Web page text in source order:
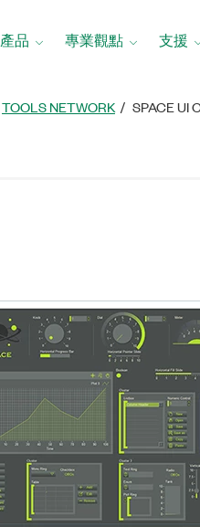
產品 專業觀點 支援
TOOLS NETWORK SPACE UI